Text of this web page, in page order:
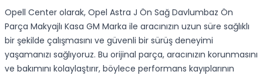
Opell Center olarak, Opel Astra J Ön Sağ Davlumbaz Ön
Parça Makyajlı Kasa GM Marka ile aracınızın uzun süre sağlıklı
bir şekilde çalışmasını ve güvenli bir sürüş deneyimi
yaşamanızı sağlıyoruz. Bu orijinal parça, aracınızın korunmasını
ve bakımını kolaylaştırır, böylece performans kayıplarının